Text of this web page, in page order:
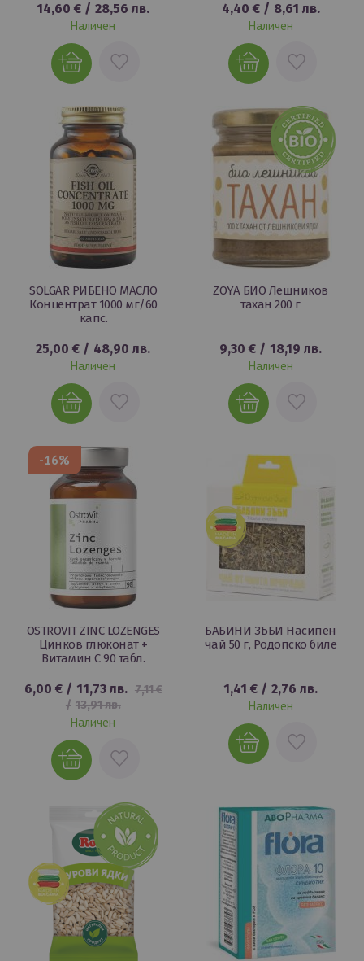
14,60 € / 28,56 лв.
Наличен
ДОБАВИ
ЛЮБИМИ
4,40 €/ 8,61 лв.
Наличен
ДОБАВИ
ЛЮБИМИ
SOLGAR РИБЕНО МАСЛО
Концентрат 1000 мг/60
капс.
25,00 € / 48,90 лв.
Наличен
ДОБАВИ
ЛЮБИМИ
ZOYA БИО Лешников
тахан 200 г
9,30 € / 18,19 лв.
Наличен
ДОБАВИ
-16%
OSTROVIT ZINC LOZENGES
Цинков глюконат +
Витамин C 90 табл.
6,00 €/ 11,73 лв. 7,11 €
/ 13,91 лв.
Наличен
ДОБАВИ
ЛЮБИМИ
БАБИНИ ЗЪБИ Насипен
чай 50 г, Родопско биле
1,41 € / 2,76 лв.
Наличен
ДОБАВИ